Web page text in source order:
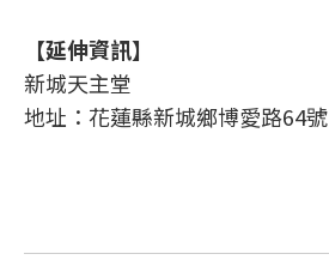
【延伸資訊】
新城天主堂
地址：花蓮縣新城鄉博愛路64號